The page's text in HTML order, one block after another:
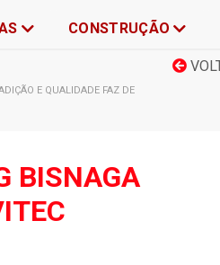
CONSTRUÇÃO
E QUALIDADE FAZ DE
BISNAGA